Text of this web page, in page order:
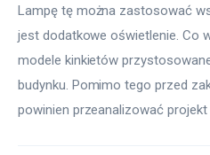
Lampę tę można zastosować
jest dodatkowe oświetlenie. Co
modele kinkietów
budynku. Pomimo tego przed
powinien przeanalizować projekt